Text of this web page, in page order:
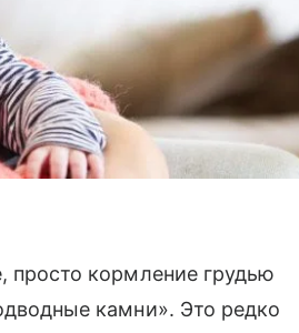
кормление грудью
камни». Это редко